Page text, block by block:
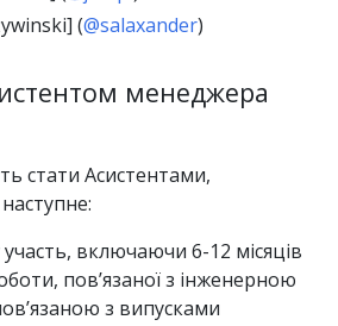
(@salaxander)
менеджера
стати Асистентами,
участь, включаючи 6-12 місяців
повʼязаної з інженерною
з випусками